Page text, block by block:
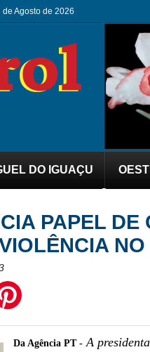
de Agosto de 2026
DO IGUAÇU
PAPEL
NO
Da Agência PT - A